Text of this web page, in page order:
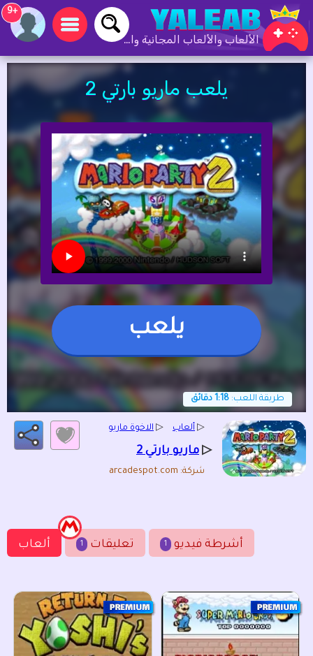
الألعاب والألعاب المجانية والألعاب عبر الإنترنت
+9
يلعب ماريو بارتي 2
يلعب
طريقة اللعب: 1:18 دقائق
▷ ألعاب ▷ الاخوة ماريو
▷ ماريو بارتي 2
شركة: arcadespot.com
ألعاب 1 تعليقات 1 أشرطة فيديو